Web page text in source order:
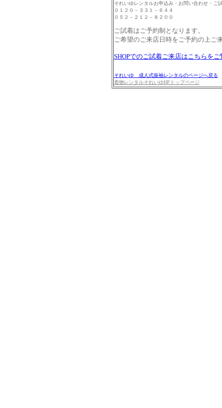
それいゆレンタルお申込み・お問い合わせ・ご
０１２０－３３１－６４４
０５２－２１２－８２００
ご試着はご予約制となります。
ご希望のご来店日時をご予約の上ご
SHOPでのご試着ご来店はこちらを
それいゆ 成人式振袖レンタルのページへ戻る
着物レンタルそれいゆHPトップページ